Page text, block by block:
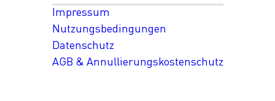
Impressum
Nutzungsbedingungen
Datenschutz
AGB & Annullierungskostenschutz